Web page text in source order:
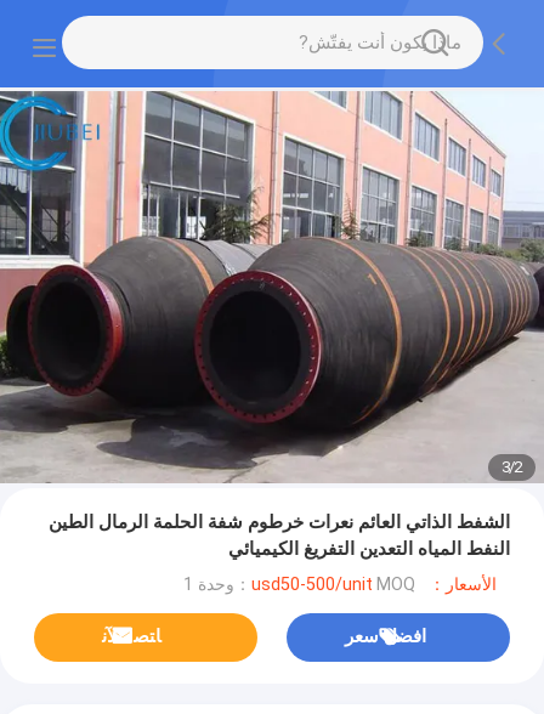
2
/
3
الشفط الذاتي العائم نعرات خرطوم شفة الحلمة الرمال الطين
النفط المياه التعدين التفريغ الكيميائي
الأسعار：usd50-500/unit MOQ：وحدة 1
افضل سعر ﺎﺘﺼﻟ ﺍﻶﻧ